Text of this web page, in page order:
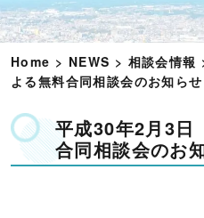
Home > NEWS > 相談会情報
よる無料合同相談会のお知らせ
平成30年2月3
合同相談会のお